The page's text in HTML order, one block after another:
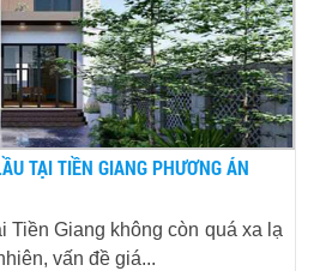
TẠI TIỀN GIANG PHƯƠNG ÁN
Tiền Giang không còn quá xa lạ
vấn đề giá...